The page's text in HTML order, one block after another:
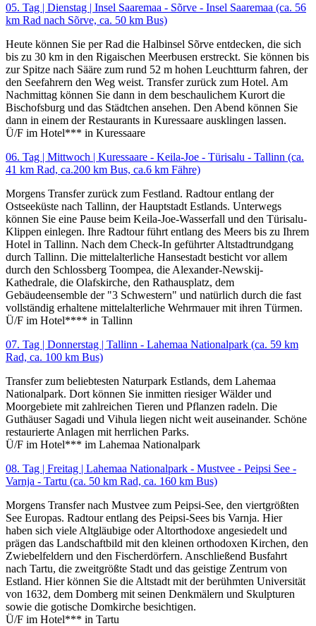
05. Tag | Dienstag | Insel Saaremaa - Sõrve - Insel Saaremaa (ca. 56
km Rad nach Sõrve, ca. 50 km Bus)
Heute können Sie per Rad die Halbinsel Sõrve entdecken, die sich
bis zu 30 km in den Rigaischen Meerbusen erstreckt. Sie können bis
zur Spitze nach Sääre zum rund 52 m hohen Leuchtturm fahren, der
den Seefahrern den Weg weist. Transfer zurück zum Hotel. Am
Nachmittag können Sie dann in dem beschaulichem Kurort die
Bischofsburg und das Städtchen ansehen. Den Abend können Sie
dann in einem der Restaurants in Kuressaare ausklingen lassen.
Ü/F im Hotel*** in Kuressaare
06. Tag | Mittwoch | Kuressaare - Keila-Joe - Türisalu - Tallinn (ca.
41 km Rad, ca.200 km Bus, ca.6 km Fähre)
Morgens Transfer zurück zum Festland. Radtour entlang der
Ostseeküste nach Tallinn, der Hauptstadt Estlands. Unterwegs
können Sie eine Pause beim Keila-Joe-Wasserfall und den Türisalu-
Klippen einlegen. Ihre Radtour führt entlang des Meers bis zu Ihrem
Hotel in Tallinn. Nach dem Check-In geführter Altstadtrundgang
durch Tallinn. Die mittelalterliche Hansestadt besticht vor allem
durch den Schlossberg Toompea, die Alexander-Newskij-
Kathedrale, die Olafskirche, den Rathausplatz, dem
Gebäudeensemble der "3 Schwestern" und natürlich durch die fast
vollständig erhaltene mittelalterliche Wehrmauer mit ihren Türmen.
Ü/F im Hotel**** in Tallinn
07. Tag | Donnerstag | Tallinn - Lahemaa Nationalpark (ca. 59 km
Rad, ca. 100 km Bus)
Transfer zum beliebtesten Naturpark Estlands, dem Lahemaa
Nationalpark. Dort können Sie inmitten riesiger Wälder und
Moorgebiete mit zahlreichen Tieren und Pflanzen radeln. Die
Guthäuser Sagadi und Vihula liegen nicht weit auseinander. Schöne
restaurierte Anlagen mit herrlichen Parks.
Ü/F im Hotel*** im Lahemaa Nationalpark
08. Tag | Freitag | Lahemaa Nationalpark - Mustvee - Peipsi See -
Varnja - Tartu (ca. 50 km Rad, ca. 160 km Bus)
Morgens Transfer nach Mustvee zum Peipsi-See, den viertgrößten
See Europas. Radtour entlang des Peipsi-Sees bis Varnja. Hier
haben sich viele Altgläubige oder Altorthodoxe angesiedelt und
prägen das Landschaftbild mit den kleinen orthodoxen Kirchen, den
Zwiebelfeldern und den Fischerdörfern. Anschließend Busfahrt
nach Tartu, die zweitgrößte Stadt und das geistige Zentrum von
Estland. Hier können Sie die Altstadt mit der berühmten Universität
von 1632, dem Domberg mit seinen Denkmälern und Skulpturen
sowie die gotische Domkirche besichtigen.
Ü/F im Hotel*** in Tartu